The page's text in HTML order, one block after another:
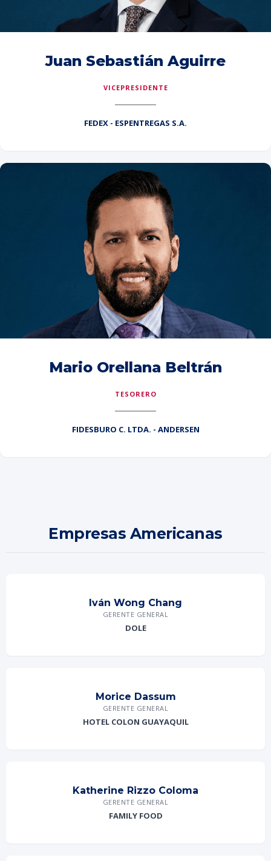
Juan Sebastián Aguirre
VICEPRESIDENTE
FEDEX - ESPENTREGAS S.A.
Mario Orellana Beltrán
TESORERO
FIDESBURO C. LTDA. - ANDERSEN
Empresas Americanas
Iván Wong Chang
GERENTE GENERAL
DOLE
Morice Dassum
GERENTE GENERAL
HOTEL COLON GUAYAQUIL
Katherine Rizzo Coloma
GERENTE GENERAL
FAMILY FOOD